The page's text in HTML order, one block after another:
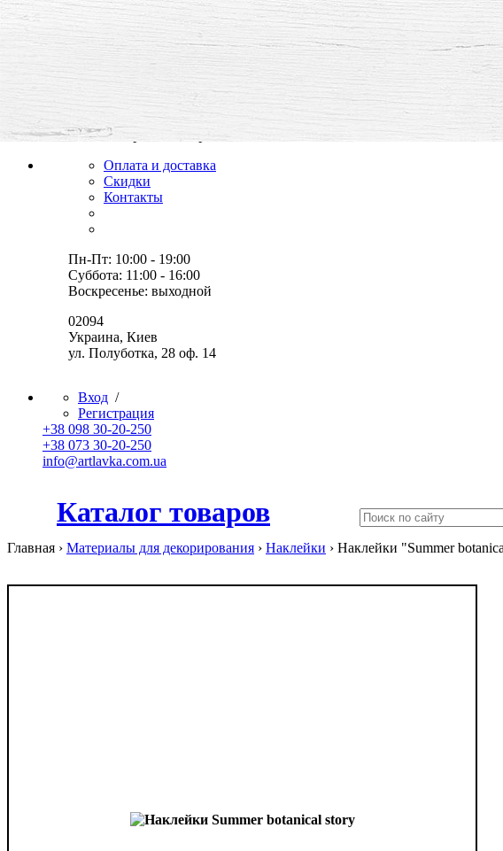
все для творчества и хобби,
товары, мастер-классы, идеи
Оплата и доставка
Скидки
Контакты
Пн-Пт: 10:00 - 19:00
Суббота: 11:00 - 16:00
Воскресенье: выходной
02094
Украина, Киев
ул. Полуботка, 28 оф. 14
Вход /
Регистрация
+38 098 30-20-250
+38 073 30-20-250
info@artlavka.com.ua
Каталог товаров
Главная › Материалы для декорирования › Наклейки › Наклейки "Summer